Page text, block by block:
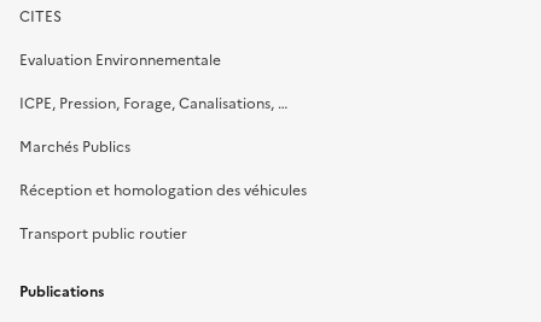
CITES
Evaluation Environnementale
ICPE, Pression, Forage, Canalisations, …
Marchés Publics
Réception et homologation des véhicules
Transport public routier
Publications